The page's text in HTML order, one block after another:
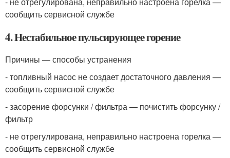
сообщить сервисной службе
4. Нестабильное пульсирующее горение
Причины — способы устранения
- топливный насос не создает достаточного давления —
сообщить сервисной службе
- засорение форсунки / фильтра — почистить форсунку /
фильтр
- не отрегулирована, неправильно настроена горелка —
сообщить сервисной службе